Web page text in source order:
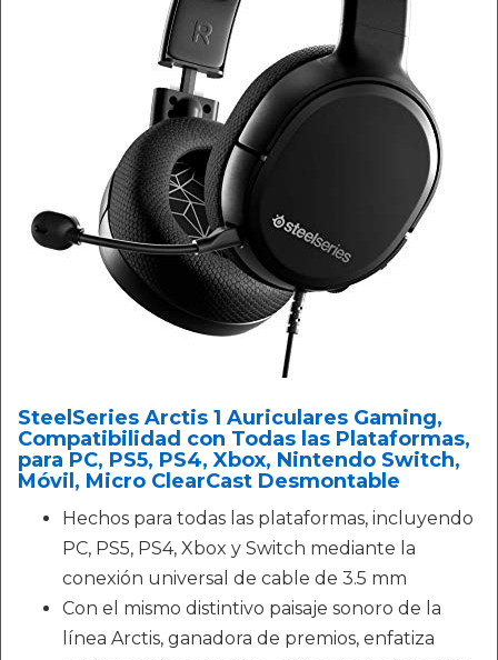
SteelSeries Arctis 1 Auriculares Gaming,
Compatibilidad con Todas las Plataformas,
para PC, PS5, PS4, Xbox, Nintendo Switch,
Móvil, Micro ClearCast Desmontable
Hechos para todas las plataformas, incluyendo
PC, PS5, PS4, Xbox y Switch mediante la
conexión universal de cable de 3.5 mm
Con el mismo distintivo paisaje sonoro de la
línea Arctis, ganadora de premios, enfatiza